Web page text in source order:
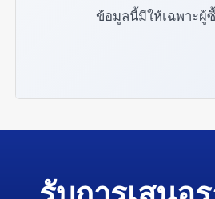
ข้อมูลนี้มีให้เฉพาะผู้